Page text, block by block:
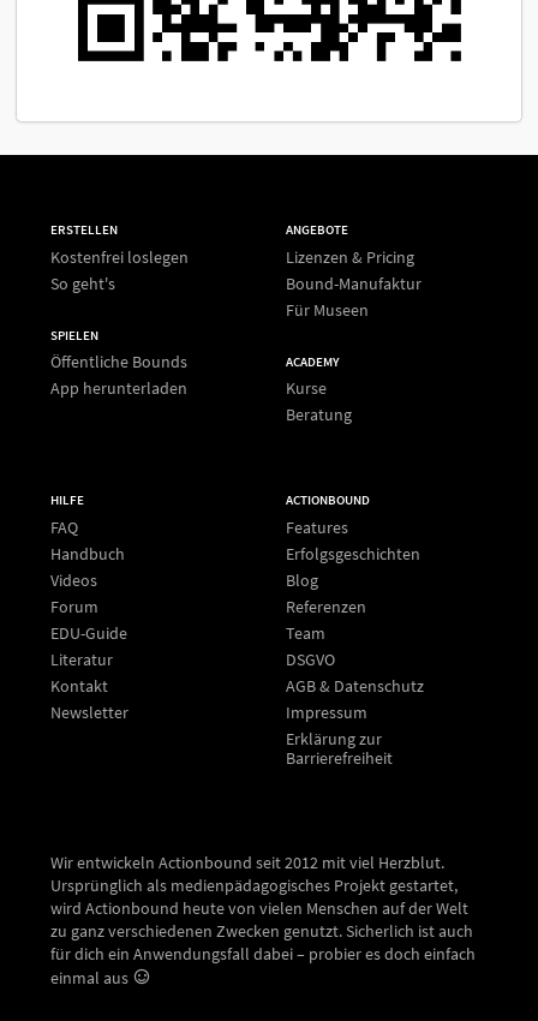
ERSTELLEN
Kostenfrei loslegen
So geht's
SPIELEN
Öffentliche Bounds
App herunterladen
ANGEBOTE
Lizenzen & Pricing
Bound-Manufaktur
Für Museen
ACADEMY
Kurse
Beratung
HILFE
FAQ
Handbuch
Videos
Forum
EDU-Guide
Literatur
Kontakt
Newsletter
ACTIONBOUND
Features
Erfolgsgeschichten
Blog
Referenzen
Team
DSGVO
AGB & Datenschutz
Impressum
Erklärung zur
Barrierefreiheit
Wir entwickeln Actionbound seit 2012 mit viel Herzblut.
Ursprünglich als medienpädagogisches Projekt gestartet,
wird Actionbound heute von vielen Menschen auf der Welt
zu ganz verschiedenen Zwecken genutzt. Sicherlich ist auch
für dich ein Anwendungsfall dabei – probier es doch einfach
einmal aus